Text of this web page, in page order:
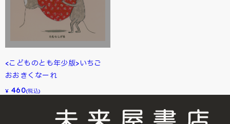
<こどものとも年少版>いちご
おおきくなーれ
¥ 460(税込)